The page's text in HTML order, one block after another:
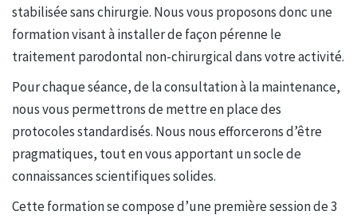
stabilisée sans chirurgie. Nous vous proposons donc une
formation visant à installer de façon pérenne le
traitement parodontal non-chirurgical dans votre activité.
Pour chaque séance, de la consultation à la maintenance,
nous vous permettrons de mettre en place des
protocoles standardisés. Nous nous efforcerons d’être
pragmatiques, tout en vous apportant un socle de
connaissances scientifiques solides.
Cette formation se compose d’une première session de 3